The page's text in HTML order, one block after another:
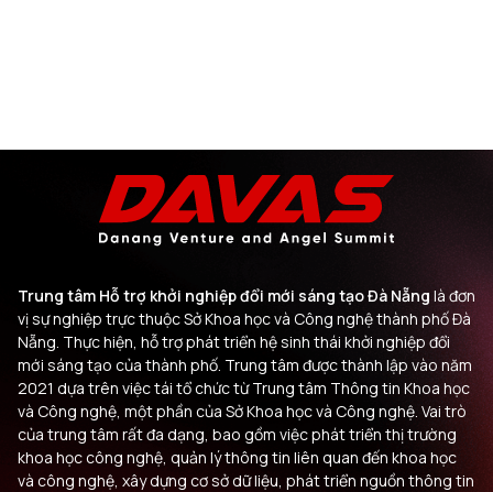
Trung tâm Hỗ trợ khởi nghiệp đổi mới sáng tạo Đà Nẵng là đơn
vị sự nghiệp trực thuộc Sở Khoa học và Công nghệ thành phố Đà
Nẵng. Thực hiện, hỗ trợ phát triển hệ sinh thái khởi nghiệp đổi
mới sáng tạo của thành phố. Trung tâm được thành lập vào năm
2021 dựa trên việc tái tổ chức từ Trung tâm Thông tin Khoa học
và Công nghệ, một phần của Sở Khoa học và Công nghệ. Vai trò
của trung tâm rất đa dạng, bao gồm việc phát triển thị trường
khoa học công nghệ, quản lý thông tin liên quan đến khoa học
và công nghệ, xây dựng cơ sở dữ liệu, phát triển nguồn thông tin